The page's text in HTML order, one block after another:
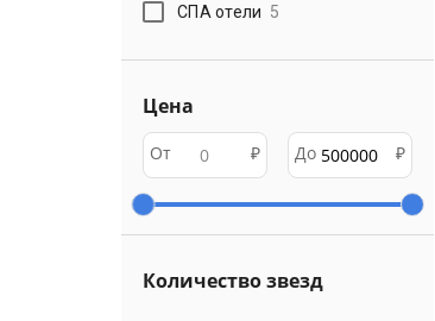
СПА отели 5
Цена
От ₽ До ₽
Количество звезд